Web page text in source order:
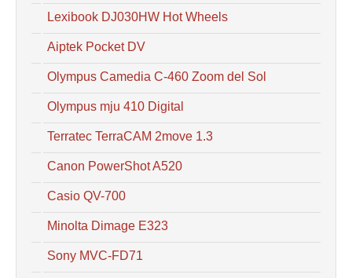
Lexibook DJ030HW Hot Wheels
Aiptek Pocket DV
Olympus Camedia C-460 Zoom del Sol
Olympus mju 410 Digital
Terratec TerraCAM 2move 1.3
Canon PowerShot A520
Casio QV-700
Minolta Dimage E323
Sony MVC-FD71